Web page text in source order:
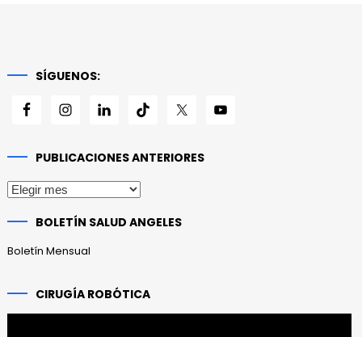
SÍGUENOS:
PUBLICACIONES ANTERIORES
Publicaciones
BOLETÍN SALUD ANGELES
Boletín Mensual
CIRUGÍA ROBÓTICA